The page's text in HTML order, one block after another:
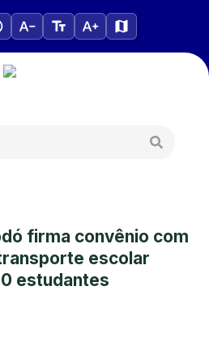
firma convênio com
escolar
estudantes